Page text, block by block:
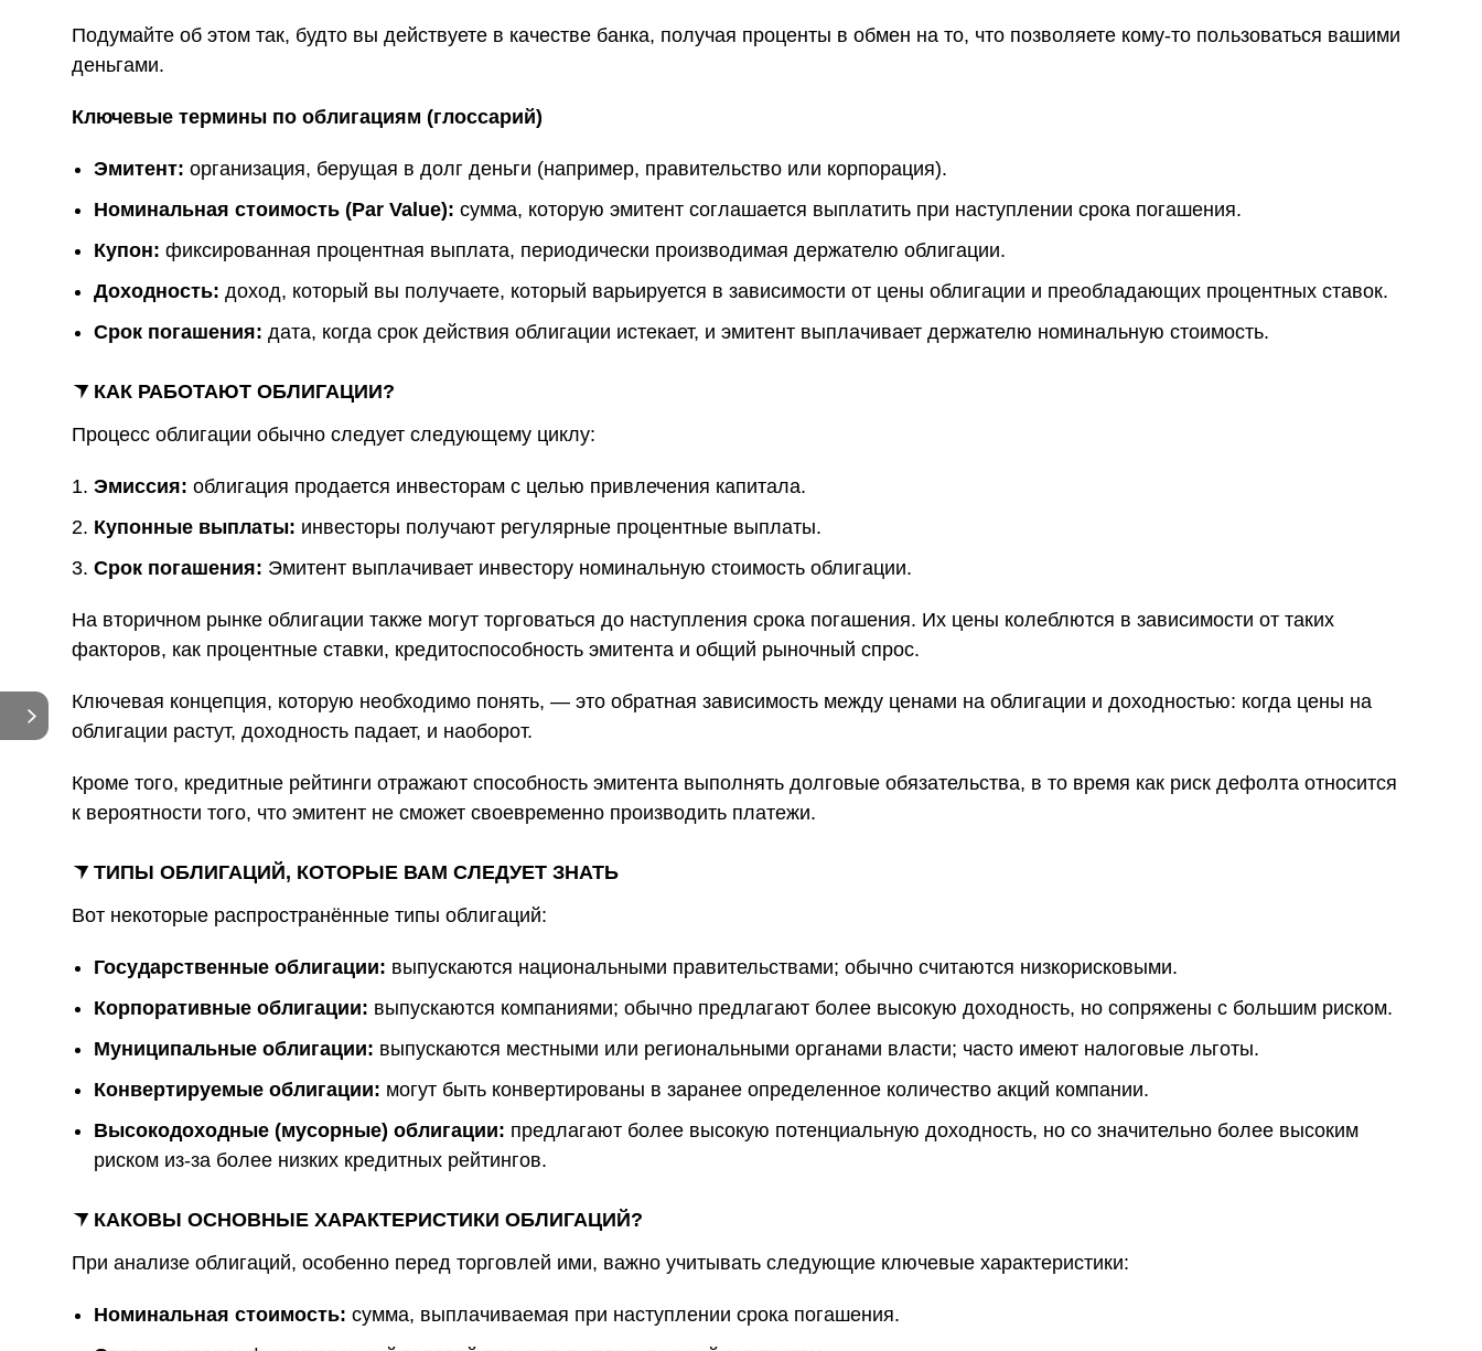
Подумайте об этом так, будто вы действуете в качестве банка, получая проценты в обмен на то, что позволяете кому-то пользоваться вашими
деньгами.
Ключевые термины по облигациям (глоссарий)
Эмитент: организация, берущая в долг деньги (например, правительство или корпорация).
Номинальная стоимость (Par Value): сумма, которую эмитент соглашается выплатить при наступлении срока погашения.
Купон: фиксированная процентная выплата, периодически производимая держателю облигации.
Доходность: доход, который вы получаете, который варьируется в зависимости от цены облигации и преобладающих процентных ставок.
Срок погашения: дата, когда срок действия облигации истекает, и эмитент выплачивает держателю номинальную стоимость.
КАК РАБОТАЮТ ОБЛИГАЦИИ?
Процесс облигации обычно следует следующему циклу:
Эмиссия: облигация продается инвесторам с целью привлечения капитала.
Купонные выплаты: инвесторы получают регулярные процентные выплаты.
Срок погашения: Эмитент выплачивает инвестору номинальную стоимость облигации.
На вторичном рынке облигации также могут торговаться до наступления срока погашения. Их цены колеблются в зависимости от таких
факторов, как процентные ставки, кредитоспособность эмитента и общий рыночный спрос.
Ключевая концепция, которую необходимо понять, — это обратная зависимость между ценами на облигации и доходностью: когда цены на
облигации растут, доходность падает, и наоборот.
Кроме того, кредитные рейтинги отражают способность эмитента выполнять долговые обязательства, в то время как риск дефолта относится
к вероятности того, что эмитент не сможет своевременно производить платежи.
ТИПЫ ОБЛИГАЦИЙ, КОТОРЫЕ ВАМ СЛЕДУЕТ ЗНАТЬ
Вот некоторые распространённые типы облигаций:
Государственные облигации: выпускаются национальными правительствами; обычно считаются низкорисковыми.
Корпоративные облигации: выпускаются компаниями; обычно предлагают более высокую доходность, но сопряжены с большим риском.
Муниципальные облигации: выпускаются местными или региональными органами власти; часто имеют налоговые льготы.
Конвертируемые облигации: могут быть конвертированы в заранее определенное количество акций компании.
Высокодоходные (мусорные) облигации: предлагают более высокую потенциальную доходность, но со значительно более высоким
риском из-за более низких кредитных рейтингов.
КАКОВЫ ОСНОВНЫЕ ХАРАКТЕРИСТИКИ ОБЛИГАЦИЙ?
При анализе облигаций, особенно перед торговлей ими, важно учитывать следующие ключевые характеристики:
Номинальная стоимость: сумма, выплачиваемая при наступлении срока погашения.